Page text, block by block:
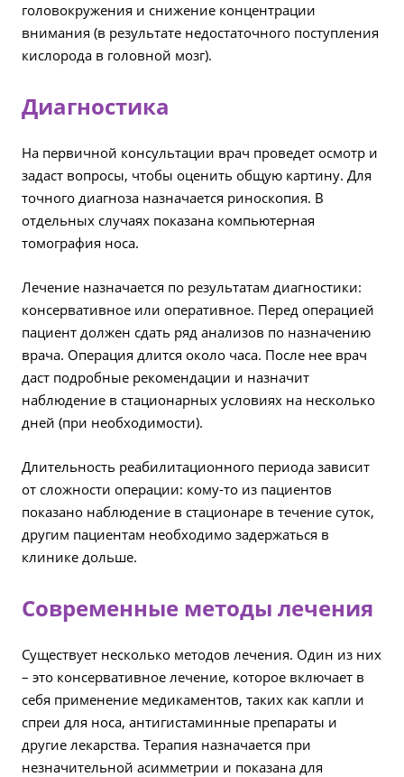
головокружения и снижение концентрации
внимания (в результате недостаточного поступления
кислорода в головной мозг).
Диагностика
На первичной консультации врач проведет осмотр и
задаст вопросы, чтобы оценить общую картину. Для
точного диагноза назначается риноскопия. В
отдельных случаях показана компьютерная
томография носа.
Лечение назначается по результатам диагностики:
консервативное или оперативное. Перед операцией
пациент должен сдать ряд анализов по назначению
врача. Операция длится около часа. После нее врач
даст подробные рекомендации и назначит
наблюдение в стационарных условиях на несколько
дней (при необходимости).
Длительность реабилитационного периода зависит
от сложности операции: кому-то из пациентов
показано наблюдение в стационаре в течение суток,
другим пациентам необходимо задержаться в
клинике дольше.
Современные методы лечения
Существует несколько методов лечения. Один из них
– это консервативное лечение, которое включает в
себя применение медикаментов, таких как капли и
спреи для носа, антигистаминные препараты и
другие лекарства. Терапия назначается при
незначительной асимметрии и показана для